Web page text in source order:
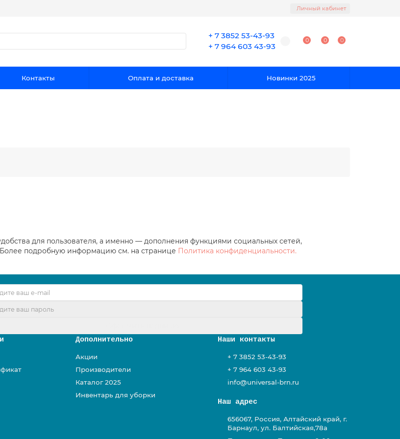
Личный кабинет
+ 7 3852 53-43-93
+ 7 964 603 43-93
0 0 0
Контакты Оплата и доставка Новинки 2025
для пользователя, а именно — дополнения функциями социальных сетей,
Более подробную информацию см. на странице Политика конфиденциальности.
Дополнительно
Акции
Производители
Каталог 2025
Инвентарь для уборки
Наши контакты
+ 7 3852 53-43-93
+ 7 964 603 43-93
info@universal-brn.ru
Наш адрес
656067, Россия, Алтайский край, г.
Барнаул, ул. Балтийская,78а